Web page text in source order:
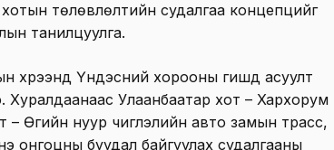
төлөвлөлтийн судалгаа концепцийг
танилцуулга.
хүрээнд Үндэсний хорооны гишүүд асуулт
Хуралдаанаас Улаанбаатар хот – Хархорум
– Өгийн нуур чиглэлийн авто замын трасс,
онгоцны буудал байгуулах судалгааны